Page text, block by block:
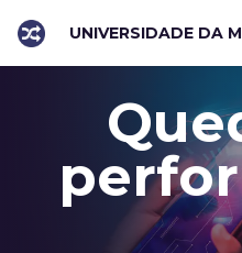
UNIVERSIDADE DA